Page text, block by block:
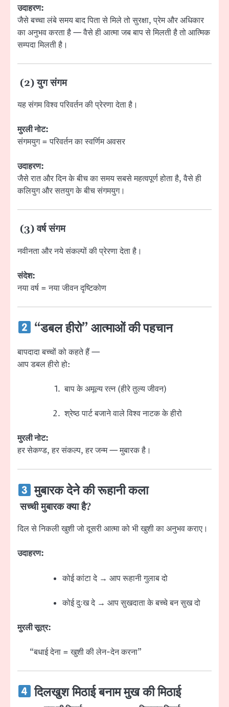
उदाहरण:
जैसे बच्चा लंबे समय बाद पिता से मिले तो सुरक्षा, प्रेम और अधिकार
का अनुभव करता है — वैसे ही आत्मा जब बाप से मिलती है तो आत्मिक
सम्पदा मिलती है।
(2) युग संगम
यह संगम विश्व परिवर्तन की प्रेरणा देता है।
मुरली नोट:
संगमयुग = परिवर्तन का स्वर्णिम अवसर
उदाहरण:
जैसे रात और दिन के बीच का समय सबसे महत्वपूर्ण होता है, वैसे ही
कलियुग और सतयुग के बीच संगमयुग।
(3) वर्ष संगम
नवीनता और नये संकल्पों की प्रेरणा देता है।
संदेश:
नया वर्ष = नया जीवन दृष्टिकोण
“डबल हीरो” आत्माओं की पहचान
बापदादा बच्चों को कहते हैं —
आप डबल हीरो हो:
बाप के अमूल्य रत्न (हीरे तुल्य जीवन)
श्रेष्ठ पार्ट बजाने वाले विश्व नाटक के हीरो
मुरली नोट:
हर सेकण्ड, हर संकल्प, हर जन्म — मुबारक है।
मुबारक देने की रूहानी कला
सच्ची मुबारक क्या है?
दिल से निकली खुशी जो दूसरी आत्मा को भी खुशी का अनुभव कराए।
उदाहरण:
कोई कांटा दे → आप रूहानी गुलाब दो
कोई दुःख दे → आप सुखदाता के बच्चे बन सुख दो
मुरली सूत्र:
“बधाई देना = खुशी की लेन-देन करना”
दिलखुश मिठाई बनाम मुख की मिठाई